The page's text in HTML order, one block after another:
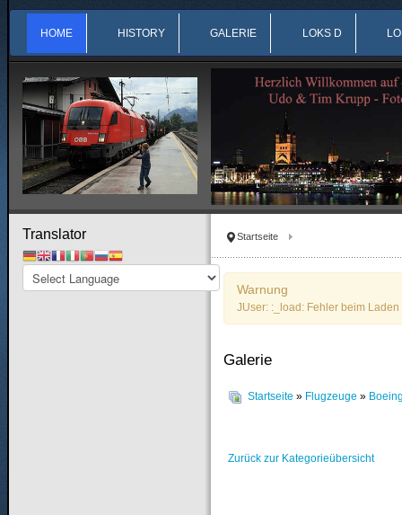
HOME HISTORY GALERIE LOKS D
Startseite
Warnung
JUser: :_load: Fehler beim
Galerie
Startseite » Flugzeuge »
Zurück zur Kategorieübersicht
Translator